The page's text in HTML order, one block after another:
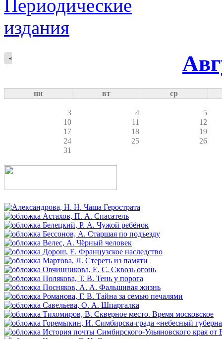
«
пн вт ср
3 4
5
10
11
12
17
18
19
24
25
26
31